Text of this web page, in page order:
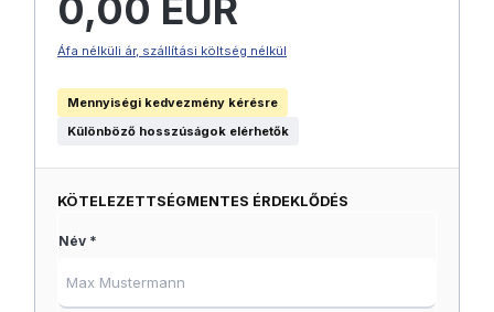
Áfa nélküli ár, szállítási költség nélkül
Mennyiségi kedvezmény kérésre
Különböző hosszúságok elérhetők
KÖTELEZETTSÉGMENTES ÉRDEKLŐDÉS
Név *